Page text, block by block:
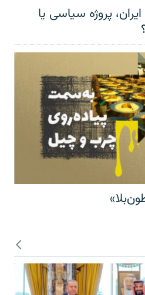
پروژه سیاسی یا